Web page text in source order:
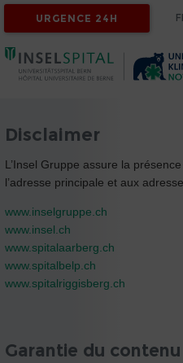
URGENCE 24H
Disclaimer
L’Insel Gruppe assure la
l’adresse principale et aux
www.inselgruppe.ch
www.insel.ch
www.spitalaarberg.ch
www.spitalbelp.ch
www.spitalriggisberg.ch
Garantie du